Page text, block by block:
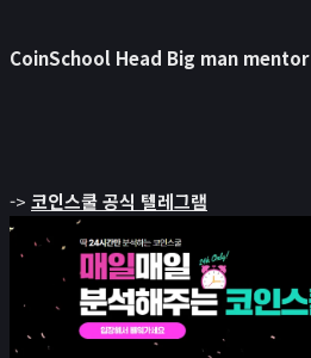
CoinSchool Head Big man mentor
-> 코인스쿨 공식 텔레그램